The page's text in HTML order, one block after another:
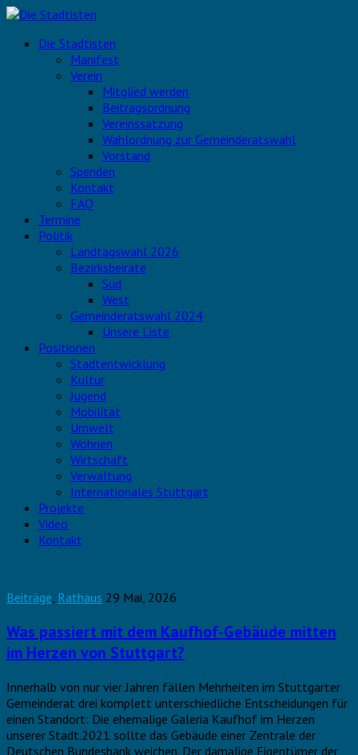
Die Stadtisten
Manifest
Verein
Mitglied werden
Beitragsordnung
Vereinssatzung
Wahlordnung zur Gemeinderatswahl
Vorstand
Spenden
Kontakt
FAQ
Termine
Politik
Landtagswahl 2026
Bezirksbeiräte
Süd
West
Gemeinderatswahl 2024
Unsere Liste
Positionen
Stadtentwicklung
Kultur
Jugend
Mobilität
Umwelt
Wohnen
Wirtschaft
Verwaltung
Internationales Stuttgart
Projekte
Video
Kontakt
Beiträge, Rathaus 29 Mai, 2026
Was passiert mit dem Kaufhof-Gebäude mitten
im Herzen von Stuttgart?
Innerhalb von nur vier Jahren fällen Mehrheiten im Stuttgarter
Gemeinderat drei komplett unterschiedliche Entscheidungen für
einen Standort: Die ehemalige Galeria Kaufhof im Herzen
unserer Stadt.2021 sollte das Gebäude einer Zentrale der
Deutschen Bundesbank weichen. Der damalige Eigentümer der